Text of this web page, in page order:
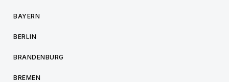
BAYERN
BERLIN
BRANDENBURG
BREMEN